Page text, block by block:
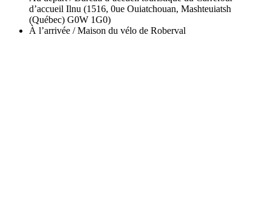
d’accueil Ilnu (1516, 0ue Ouiatchouan, Mashteuiatsh
(Québec) G0W 1G0)
À l’arrivée / Maison du vélo de Roberval